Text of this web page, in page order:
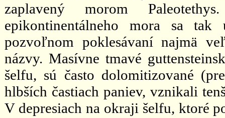
zaplavený morom
epikontinentálneho mora sa
pozvoľnom poklesávaní najmä
názvy. Masívne tmavé
šelfu, sú často dolomitizované
hlbších častiach paniev, vznikali
V depresiach na okraji šelfu, ktoré